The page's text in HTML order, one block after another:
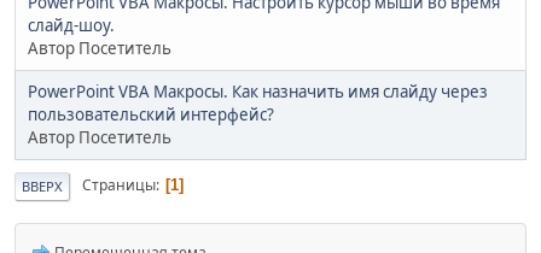
слайд-шоу.
Автор Посетитель
PowerPoint VBA Макросы. Как назначить имя слайду через
пользовательский интерфейс?
Автор Посетитель
ВВЕРХ Страницы 1